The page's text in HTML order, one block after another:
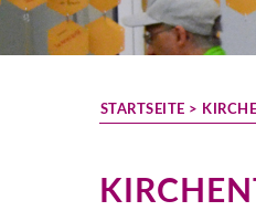
STARTSEITE >